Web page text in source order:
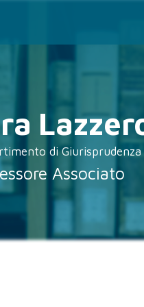
di Giurisprudenza
Associato